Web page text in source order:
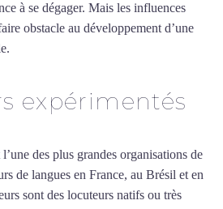
à se dégager. Mais les influences
obstacle au développement d’une
expérimentés
l’une des plus grandes organisations de
de langues en France, au Brésil et en
sont des locuteurs natifs ou très